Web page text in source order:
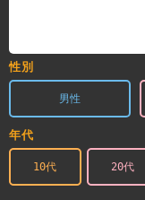
性別
男性
年代
10代 20代